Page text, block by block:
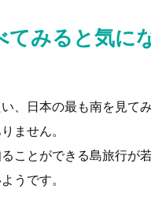
てみると気に
、日本の最も南を見て
ません。
ことができる島旅行が
うです。